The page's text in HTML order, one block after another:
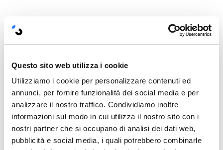
Questo sito web utilizza i cookie
Utilizziamo i cookie per personalizzare contenuti ed
annunci, per fornire funzionalità dei social media e per
analizzare il nostro traffico. Condividiamo inoltre
informazioni sul modo in cui utilizza il nostro sito con i
nostri partner che si occupano di analisi dei dati web,
pubblicità e social media, i quali potrebbero combinarle
Cosa insieme
impatto reale e misurabile, combinando
Supportiamo le aziende nel:
definire una visione di wellbeing e longevità
coerente con la cultura organizzativa